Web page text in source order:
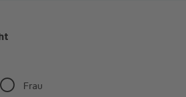
Frau